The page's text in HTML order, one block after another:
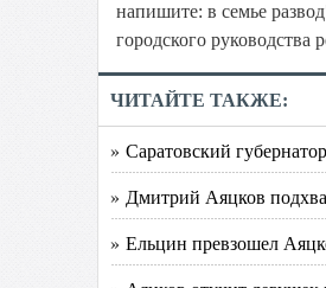
напишите: в семье
городского руководства
ЧИТАЙТЕ ТАКЖЕ:
» Саратовский
» Дмитрий Аяцков
» Ельцин превзошел